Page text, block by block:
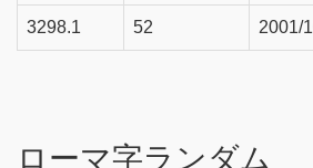
3298.1 52 2001/
ローマ字ランダム